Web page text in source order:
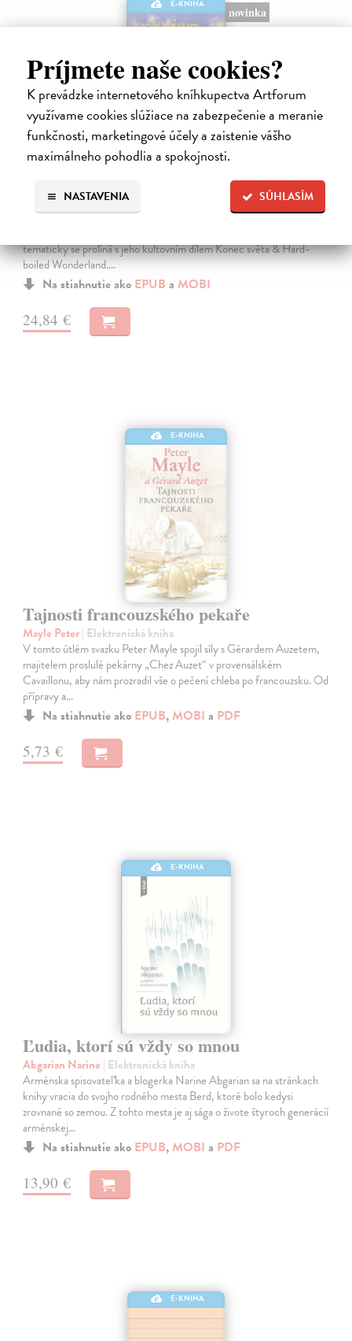
Príjmete naše cookies?
K prevádzke internetového kníhkupectva Artforum
využívame cookies slúžiace na zabezpečenie a meranie
funkčnosti, marketingové účely a zaistenie vášho
maximálneho pohodlia a spokojnosti.
SÚHLASÍM
NASTAVENIA
E-KNIHA
novinka
Murakami Haruki| Elektronická kniha
Město a jeho nejisté zdi – dlouho očekávaný román Harukiho
tematicky se prolíná s jeho kultovním dílem Konec světa & Hard-
boiled Wonderland.…
Na stiahnutie ako EPUB a MOBI
24,84 €
E-KNIHA
Tajnosti francouzského pekaře
Mayle Peter| Elektronická kniha
V tomto útlém svazku Peter Mayle spojil síly s Gérardem Auzetem,
majitelem proslulé pekárny „Chez Auzet“ v provensálském
Cavaillonu, aby nám prozradil vše o pečení chleba po francouzsku. Od
přípravy a…
Na stiahnutie ako EPUB, MOBI a PDF
5,73 €
E-KNIHA
Ľudia, ktorí sú vždy so mnou
Abgarian Narine | Elektronická kniha
Arménska spisovateľka a blogerka Narine Abgarian sa na stránkach
knihy vracia do svojho rodného mesta Berd, ktoré bolo kedysi
zrovnané so zemou. Z tohto mesta je aj sága o živote štyroch generácií
arménskej…
Na stiahnutie ako EPUB, MOBI a PDF
13,90 €
E-KNIHA